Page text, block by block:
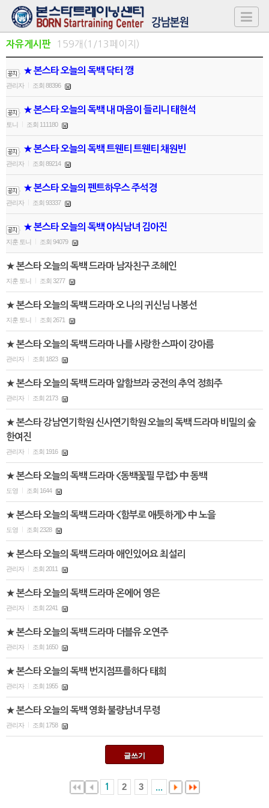
자유게시판 159개(1/13페이지)
★ 본스타 오늘의 독백 닥터 깽
관리자 조회 88396
★ 본스타 오늘의 독백 내 마음이 들리니 태현석
토니 조회 111180
★ 본스타 오늘의 독백 트웬티 트웬티 채원빈
관리자 조회 89214
★ 본스타 오늘의 펜트하우스 주석경
관리자 조회 93337
★ 본스타 오늘의 독백 야식남녀 김아진
지훈 토니 조회 94079
★ 본스타 오늘의 독백 드라마 남자친구 조혜인
지훈 토니 조회 3277
★ 본스타 오늘의 독백 드라마 오 나의 귀신님 나봉선
지훈 토니 조회 2671
★ 본스타 오늘의 독백 드라마 나를 사랑한 스파이 강아름
관리자 조회 1823
★ 본스타 오늘의 독백 드라마 알함브라 궁전의 추억 정희주
관리자 조회 2173
★ 본스타 강남연기학원 신사연기학원 오늘의 독백 드라마 비밀의 숲
한여진
관리자 조회 1916
★ 본스타 오늘의 독백 드라마 <동백꽃필 무렵> 中 동백
도영 조회 1644
★ 본스타 오늘의 독백 드라마 <함부로 애틋하게> 中 노을
도영 조회 2328
★ 본스타 오늘의 독백 드라마 애인있어요 최설리
관리자 조회 2011
★ 본스타 오늘의 독백 드라마 온에어 영은
관리자 조회 2241
★ 본스타 오늘의 독백 드라마 더블유 오연주
관리자 조회 1650
★ 본스타 오늘의 독백 번지점프를하다 태희
관리자 조회 1955
★ 본스타 오늘의 독백 영화 불량남녀 무령
관리자 조회 1758
글쓰기
1 2 3